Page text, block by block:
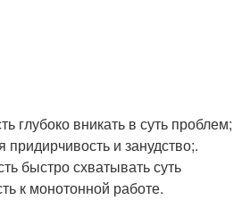
глубоко вникать в суть проблем;
и занудство;.
быстро схватывать суть
к монотонной работе.